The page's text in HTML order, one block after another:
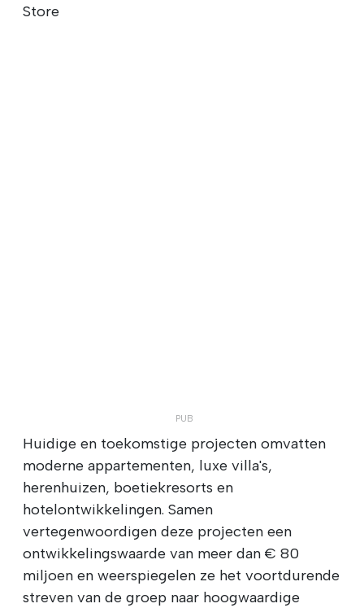
Store
Huidige en toekomstige projecten omvatten
moderne appartementen, luxe villa's,
herenhuizen, boetiekresorts en
hotelontwikkelingen. Samen
vertegenwoordigen deze projecten een
ontwikkelingswaarde van meer dan € 80
miljoen en weerspiegelen ze het voortdurende
streven van de groep naar hoogwaardige